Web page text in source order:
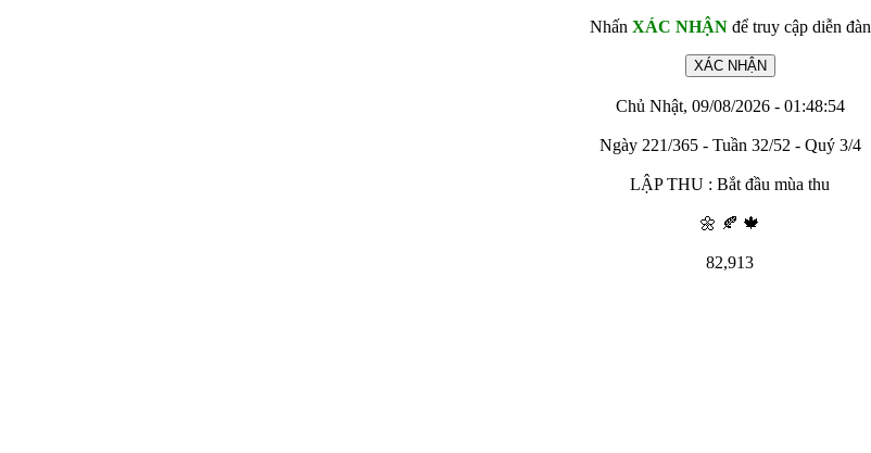
Nhấn XÁC NHẬNđể truy cập diễn đàn
Chủ Nhật, 09/08/2026 - 01:48:54
Ngày 221/365 - Tuần 32/52 - Quý 3/4
LẬP THU : Bắt đầu mùa thu
🌼 🍂 🍁
82,913